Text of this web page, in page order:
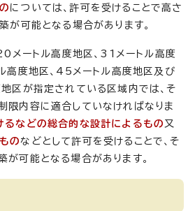
については、許可を受けることで高さ
が可能となる場合があります。
メートル高度地区、31メートル高度
高度地区、45メートル高度地区及び
区が指定されている区域内では、そ
限内容に適合していなければなりま
るなどの総合的な設計によるもの 又
のなどとして許可を受けることで、そ
が可能となる場合があります。